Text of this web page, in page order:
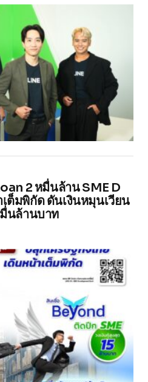
2 หมื่นล้าน SME D
ต็มพิกัด ดันเงินหมุนเวียน
นล้านบาท